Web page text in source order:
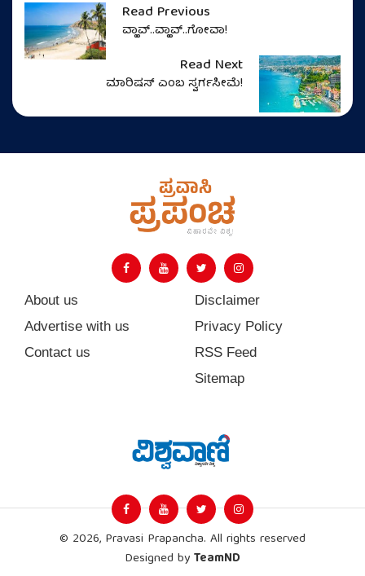
Read Previous
ವ್ಹಾವ್..ವ್ಹಾವ್..ಗೋವಾ!
Read Next
ಮಾರಿಷಸ್‌ ಎಂಬ ಸ್ವರ್ಗಸೀಮೆ!
About us
Advertise with us
Contact us
Disclaimer
Privacy Policy
RSS Feed
Sitemap
© 2026, Pravasi Prapancha. All rights reserved
Designed byTeamND